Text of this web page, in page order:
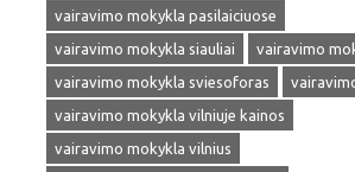
vairavimo mokykla pasilaiciuose
vairavimo mokykla siauliai
vairavimo
vairavimo mokykla sviesoforas
vairavimo mokykla vilniuje kainos
vairavimo mokykla vilnius